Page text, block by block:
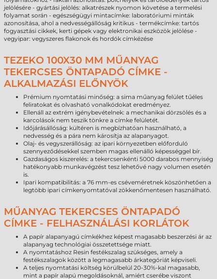
jelölésére - gyártási jelölés: alkatrészek nyomon követése a termelési
folyamat során - egészségügyi mintacímke: laboratóriumi minták
azonosítása, ahol a nedvességállóság kritikus - termékcímke: tartós
fogyasztási cikkek, kerti gépek vagy elektronikai eszközök jelölése -
vegyipar: vegyszeres flakonok és hordók címkézése
TEZEKO 100X30 MM MŰANYAG
TEKERCSES ÖNTAPADÓ CÍMKE -
ALKALMAZÁSI ELŐNYÖK
Prémium nyomtatási minőség: a sima műanyag felület tűéles
feliratokat és olvasható vonalkódokat eredményez.
Ellenáll az extrém igénybevételnek: a mechanikai dörzsölés és a
karcolások nem teszik tönkre a címke felületét.
Időjárásállóság: kültéren is megbízhatóan használható, a
nedvesség és a pára nem károsítja az alapanyagot.
Olaj- és vegyszerállóság: az ipari környezetben előforduló
szennyeződésekkel szemben magas ellenálló képességgel bír.
Gazdaságos kiszerelés: a tekercsenkénti 5000 darabos mennyiség
hatékonyabb munkavégzést tesz lehetővé nagy volumen esetén
is.
Ipari kompatibilitás: a 76 mm-es cséveméretnek köszönhetően a
legtöbb ipari címkenyomtatóval zökkenőmentesen használható.
MŰANYAG TEKERCSES ÖNTAPADÓ
CÍMKE - FELHASZNÁLÁSI KORLÁTOK
A papír alapanyagú címkékhez képest magasabb beszerzési ár az
alapanyag technológiai összetettsége miatt.
A nyomtatáshoz Resin festékszalag szükséges, amely a
festékszalagok között a legmagasabb árkategóriát képviseli.
A teljes nyomtatási költség körülbelül 20-30%-kal magasabb,
mint a papír alapú megoldásoknál, amiért cserébe viszont